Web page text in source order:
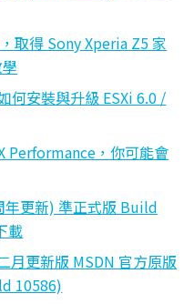
取得 Sony Xperia Z5 家
安裝與升級 ESXi 6.0 /
Performance，你可能會
更新) 準正式版 Build
載
月更新版 MSDN 官方原版
10586)